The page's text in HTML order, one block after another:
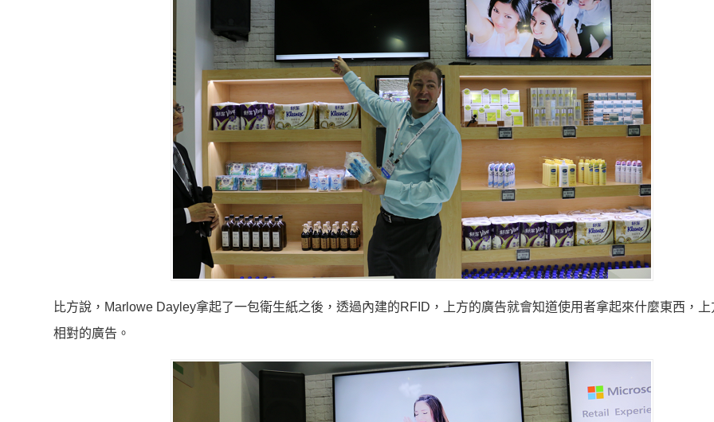
比方說，Marlowe Dayley拿起了一包衛生紙之後，透過內建的RFID，上方的廣告就會知道使用者拿起來什麼東西，上
相對的廣告。